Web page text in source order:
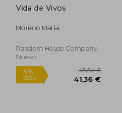
Vida de Vivos
Moreno Maria
Random House Company,
Nuevo